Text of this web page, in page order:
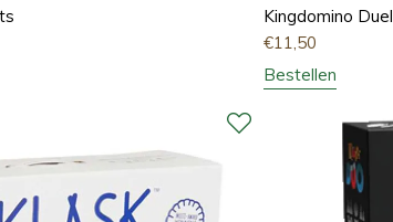
Kingdomino Duel
€11,50
Bestellen